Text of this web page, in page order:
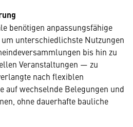
benötigen anpassungsfähige
unterschiedlichste Nutzungen
bis hin zu
Veranstaltungen — zu
nach flexiblen
auf wechselnde Belegungen und
ohne dauerhafte bauliche